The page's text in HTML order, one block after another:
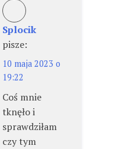
Splocik
pisze:
10 maja 2023 o
19:22
Coś mnie
tknęło i
sprawdziłam
czy tym